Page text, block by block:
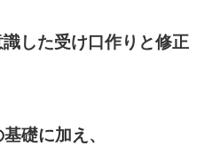
した受け口作りと修正
礎に加え、